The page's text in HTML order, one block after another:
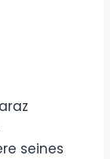
seines